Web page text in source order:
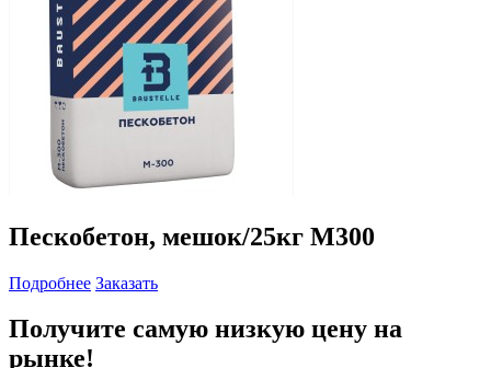
Пескобетон, мешок/25кг М300
Подробнее Заказать
Получите самую низкую цену на
рынке!